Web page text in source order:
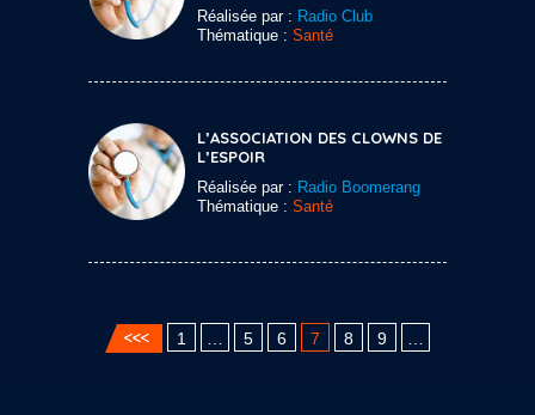
Réalisée par : Radio Club
Thématique : Santé
L’ASSOCIATION DES CLOWNS DE
L’ESPOIR
Réalisée par : Radio Boomerang
Thématique : Santé
1 5 6 7 8 9